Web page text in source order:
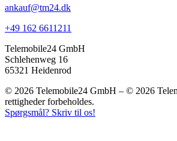
ankauf@tm24.dk
+49 162 6611211
Telemobile24 GmbH
Schlehenweg 16
65321 Heidenrod
© 2026 Telemobile24 GmbH – © 2026
rettigheder forbeholdes.
Spørgsmål? Skriv til os!